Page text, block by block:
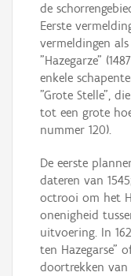
de
Eerste
vermeldingen als
"Hazegarze"
enkele
"Grote Stelle",
tot een grote
nummer 120).
De eerste
dateren van
octrooi om het
onenigheid
uitvoering. In
ten Hazegarse"
doortrekken